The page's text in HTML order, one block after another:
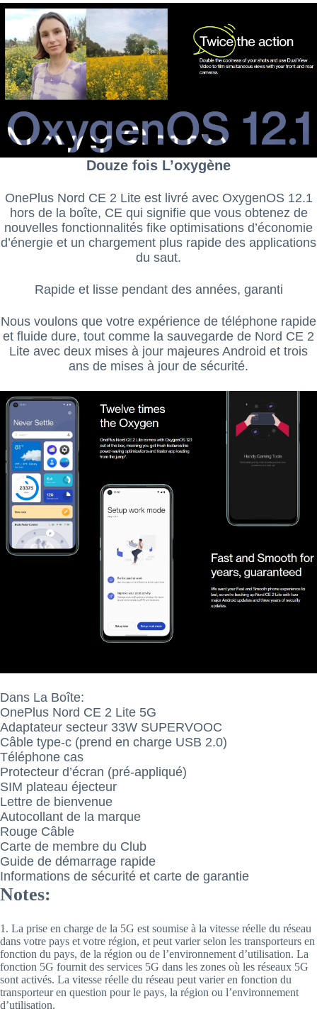
Douze fois L’oxygène
OnePlus Nord CE 2 Lite est livré avec OxygenOS 12.1
hors de la boîte, CE qui signifie que vous obtenez de
nouvelles fonctionnalités fike optimisations d’économie
d’énergie et un chargement plus rapide des applications
du saut.
Rapide et lisse pendant des années, garanti
Nous voulons que votre expérience de téléphone rapide
et fluide dure, tout comme la sauvegarde de Nord CE 2
Lite avec deux mises à jour majeures Android et trois
ans de mises à jour de sécurité.
Dans La Boîte:
OnePlus Nord CE 2 Lite 5G
Adaptateur secteur 33W SUPERVOOC
Câble type-c (prend en charge USB 2.0)
Téléphone cas
Protecteur d’écran (pré-appliqué)
SIM plateau éjecteur
Lettre de bienvenue
Autocollant de la marque
Rouge Câble
Carte de membre du Club
Guide de démarrage rapide
Informations de sécurité et carte de garantie
Notes:
1. La prise en charge de la 5G est soumise à la vitesse réelle du réseau
dans votre pays et votre région, et peut varier selon les transporteurs en
fonction du pays, de la région ou de l’environnement d’utilisation. La
fonction 5G fournit des services 5G dans les zones où les réseaux 5G
sont activés. La vitesse réelle du réseau peut varier en fonction du
transporteur en question pour le pays, la région ou l’environnement
d’utilisation.